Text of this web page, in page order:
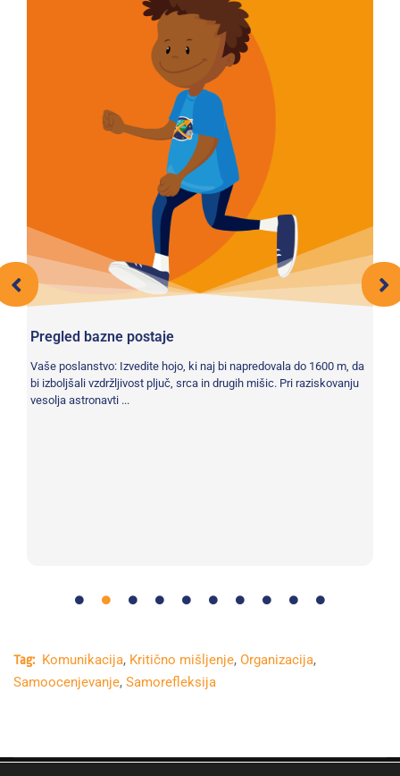
Pregled bazne postaje
Vaše poslanstvo: Izvedite hojo, ki naj bi napredovala do 1600 m, da
bi izboljšali vzdržljivost pljuč, srca in drugih mišic. Pri raziskovanju
vesolja astronavti ...
Tag: Komunikacija, Kritično mišljenje, Organizacija,
Samoocenjevanje, Samorefleksija